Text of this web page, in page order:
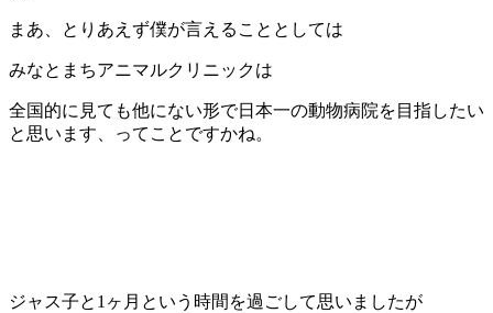
まあ、とりあえず僕が言えることとしては
みなとまちアニマルクリニックは
全国的に見ても他にない形で日本一の動物病院を目指したい
と思います、ってことですかね。
ジャス子と1ヶ月という時間を過ごして思いましたが